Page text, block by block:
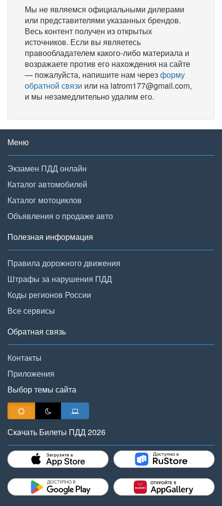
Мы не являемся официальными дилерами
или представителями указанных брендов.
Весь контент получен из открытых
источников. Если вы являетесь
правообладателем какого-либо материала и
возражаете против его нахождения на сайте
— пожалуйста, напишите нам черезформу
обратной связи или на latrom177@gmail.com,
и мы незамедлительно удалим его.
Меню
Экзамен ПДД онлайн
Каталог автомобилей
Каталог мотоциклов
Объявления о продаже авто
Полезная информация
Правила дорожного движения
Штрафы за нарушения ПДД
Коды регионов России
Все сервисы
Обратная связь
Контакты
Приложения
Выбор темы сайта
Скачать Билеты ПДД 2026